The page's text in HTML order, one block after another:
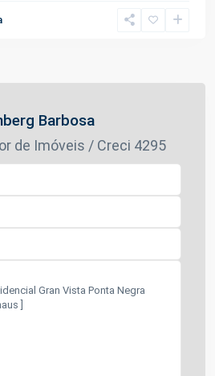
Barbosa
de Imóveis / Creci 4295